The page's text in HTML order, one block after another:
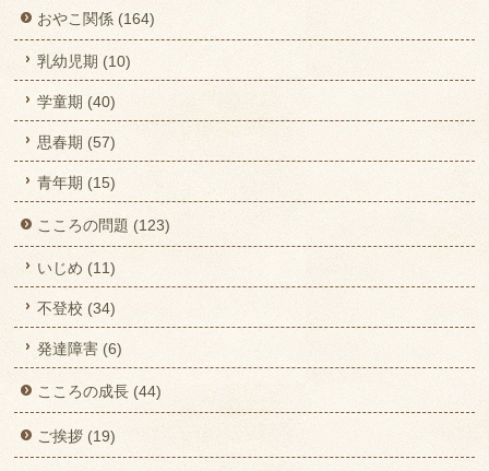
おやこ関係 (164)
乳幼児期 (10)
学童期 (40)
思春期 (57)
青年期 (15)
こころの問題 (123)
いじめ (11)
不登校 (34)
発達障害 (6)
こころの成長 (44)
ご挨拶 (19)